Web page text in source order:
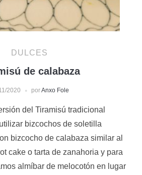
DULCES
de calabaza
2020 porAnxo Fole
del Tiramisú tradicional
bizcochos de soletilla
bizcocho de calabaza similar al
cake o tarta de zanahoria y para
almíbar de melocotón en lugar